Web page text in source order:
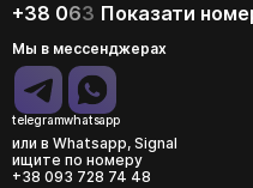
+38 063 Показати
Мы в мессенджерах
telegramwhatsapp
или в Whatsapp, Signal
ищите по номеру
+38 093 728 74 48